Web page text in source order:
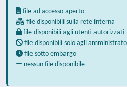
file ad accesso aperto
file disponibili sulla rete interna
file disponibili agli utenti autorizzati
file disponibili solo agli
file sotto embargo
nessun file disponibile